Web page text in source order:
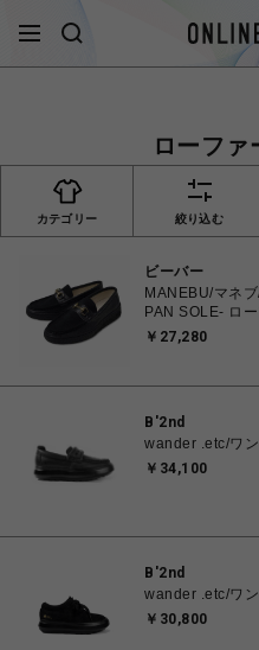
ローファ
カテゴリー 絞り込む
ビーバー
MANEBU/マネ
PAN SOLE- ロ
￥27,280
B'2nd
wander .etc/ワ
￥34,100
B'2nd
wander .etc/ワ
￥30,800